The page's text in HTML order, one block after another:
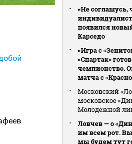
«Не соглашусь,
появился
Карседо
«Игра с
«Спартак»
чемпионство.
матча с
Московский
московское
Молодежной
Ловчев — о
им всем рот.
мы будем тут